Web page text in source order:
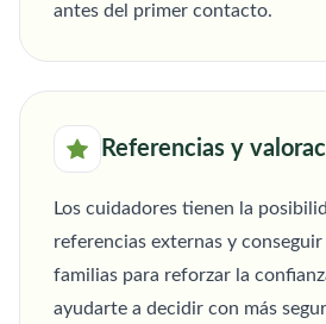
antes del primer contacto.
Referencias y
Los cuidadores tienen la
referencias externas y
familias para reforzar la
ayudarte a decidir con más